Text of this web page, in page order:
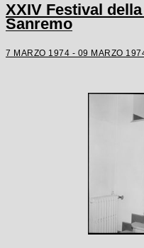
XXIV Festival
Sanremo
7 MARZO 1974 - 09 MARZO